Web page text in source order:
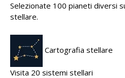
Selezionate 100 pianeti diversi
stellare.
Cartografia stellare
Visita 20 sistemi stellari